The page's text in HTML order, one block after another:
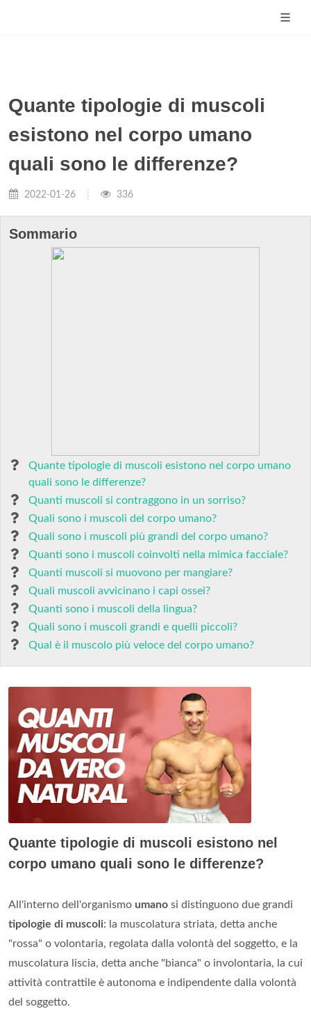
Quante tipologie di muscoli
esistono nel corpo umano
quali sono le differenze?
2022-01-26 336
Sommario
Quante tipologie di muscoli esistono nel corpo umano
quali sono le differenze?
Quanti muscoli si contraggono in un sorriso?
Quali sono i muscoli del corpo umano?
Quali sono i muscoli più grandi del corpo umano?
Quanti sono i muscoli coinvolti nella mimica facciale?
Quanti muscoli si muovono per mangiare?
Quali muscoli avvicinano i capi ossei?
Quanti sono i muscoli della lingua?
Quali sono i muscoli grandi e quelli piccoli?
Qual è il muscolo più veloce del corpo umano?
Quante tipologie di muscoli esistono nel
corpo umano quali sono le differenze?
All'interno dell'organismo umano si distinguono due grandi
tipologie di muscoli: la muscolatura striata, detta anche
"rossa" o volontaria, regolata dalla volontà del soggetto, e la
muscolatura liscia, detta anche "bianca" o involontaria, la cui
attività contrattile è autonoma e indipendente dalla volontà
del soggetto.